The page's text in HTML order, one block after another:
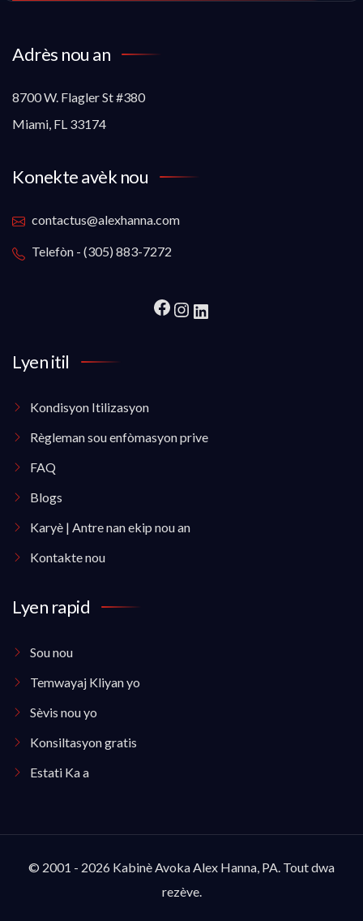
Adrès nou an
8700 W. Flagler St #380
Miami, FL 33174
Konekte avèk nou
contactus@alexhanna.com
Telefòn - (305) 883-7272
Lyen itil
Kondisyon Itilizasyon
Règleman sou enfòmasyon prive
FAQ
Blogs
Karyè | Antre nan ekip nou an
Kontakte nou
Lyen rapid
Sou nou
Temwayaj Kliyan yo
Sèvis nou yo
Konsiltasyon gratis
Estati Ka a
© 2001 - 2026 Kabinè Avoka Alex Hanna, PA. Tout dwa
rezève.